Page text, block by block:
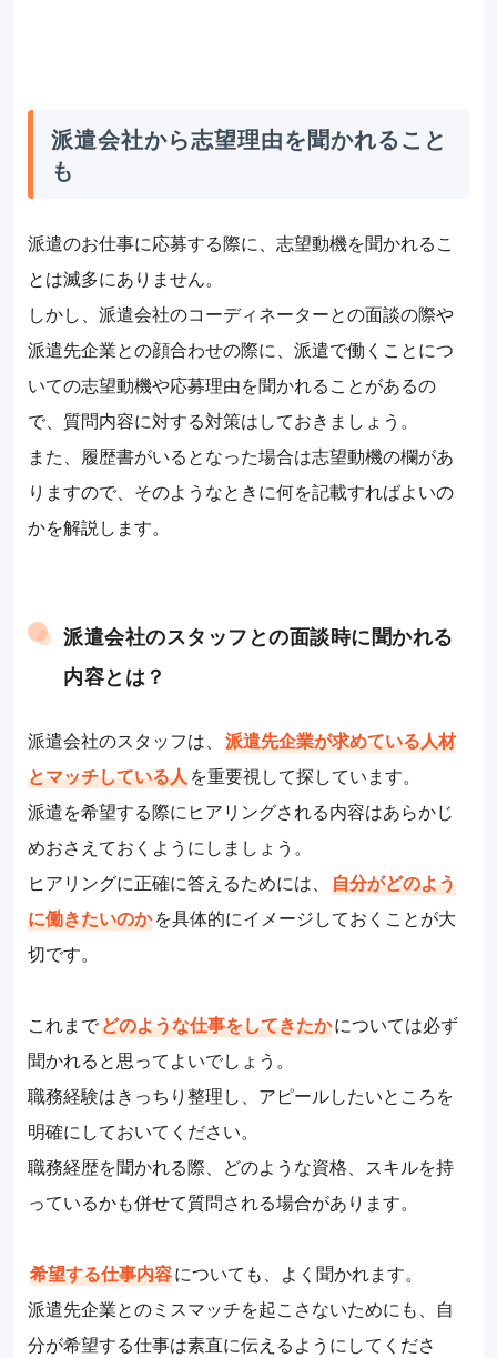
派遣会社から志望理由を聞かれること
も
派遣のお仕事に応募する際に、志望動機を聞かれるこ
とは滅多にありません。
しかし、派遣会社のコーディネーターとの面談の際や
派遣先企業との顔合わせの際に、派遣で働くことにつ
いての志望動機や応募理由を聞かれることがあるの
で、質問内容に対する対策はしておきましょう。
また、履歴書がいるとなった場合は志望動機の欄があ
りますので、そのようなときに何を記載すればよいの
かを解説します。
派遣会社のスタッフとの面談時に聞かれる
内容とは？
派遣会社のスタッフは、 派遣先企業が求めている人材
とマッチしている人を重要視して探しています。
派遣を希望する際にヒアリングされる内容はあらかじ
めおさえておくようにしましょう。
ヒアリングに正確に答えるためには、 自分がどのよう
に働きたいのかを具体的にイメージしておくことが大
切です。
これまでどのような仕事をしてきたかについては必ず
聞かれると思ってよいでしょう。
職務経験はきっちり整理し、アピールしたいところを
明確にしておいてください。
職務経歴を聞かれる際、どのような資格、スキルを持
っているかも併せて質問される場合があります。
希望する仕事内容についても、よく聞かれます。
派遣先企業とのミスマッチを起こさないためにも、自
分が希望する仕事は素直に伝えるようにしてくださ